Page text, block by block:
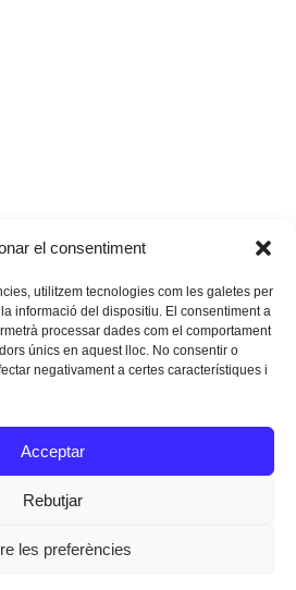
el consentiment
utilitzem tecnologies com les galetes per
informació del dispositiu. El consentiment a
processar dades com el comportament
únics en aquest lloc. No consentir o
negativament a certes característiques i
Acceptar
Rebutjar
les preferències
Instagram
Facebook
Twitter
Texts Legals